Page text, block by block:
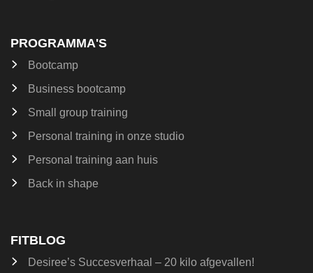
PROGRAMMA'S
Bootcamp
Business bootcamp
Small group training
Personal training in onze studio
Personal training aan huis
Back in shape
FITBLOG
Desiree’s Succesverhaal – 20 kilo afgevallen!